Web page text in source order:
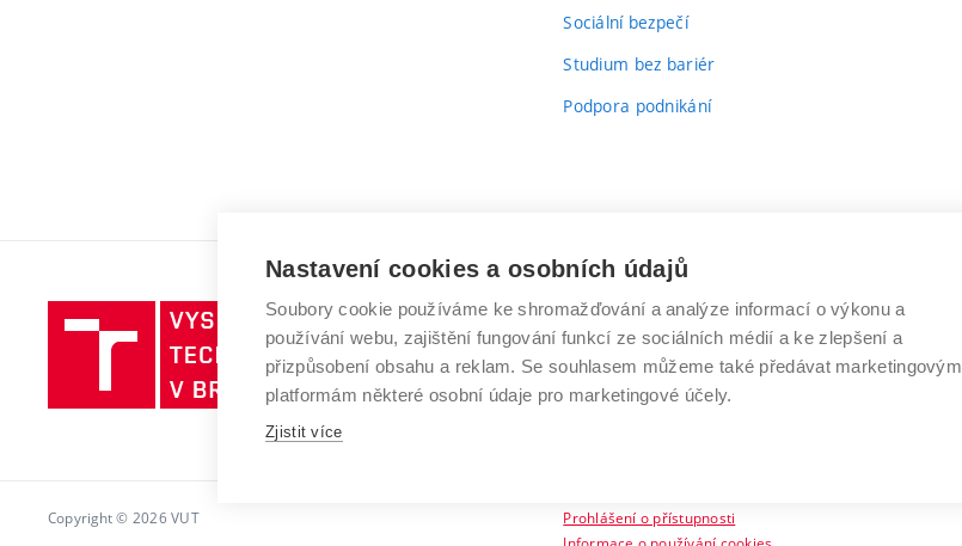
Sociální bezpečí
Studium bez bariér
Podpora podnikání
Vysoké
učení
technické
v
VYSOKÉ UČENÍ TECHNICKÉ V BRNĚ
Antonínská 548/1
602 00 Brno
www.vut.cz
Copyright © 2026 VUT
Prohlášení o přístupnosti
Nastavení cookies a osobních údajů
Soubory cookie používáme ke shromažďování a analýze informací o výkonu a
používání webu, zajištění fungování funkcí ze sociálních médií a ke zlepšení a
přizpůsobení obsahu a reklam. Se souhlasem můžeme také předávat marketingovým
platformám některé osobní údaje pro marketingové účely.
Zjistit více